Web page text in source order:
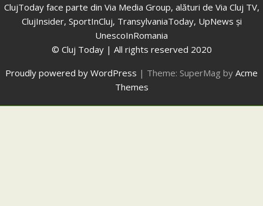
ClujToday face parte din Via Media Group, alături de Via Cluj TV,
ClujInsider, SportInCluj, TransylvaniaToday, UpNews și
UnescoInRomania
© Cluj Today | All rights reserved 2020
Proudly powered by WordPress | Theme: SuperMag by Acme
Themes